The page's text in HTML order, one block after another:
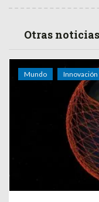
Otras
Mundo Innovación